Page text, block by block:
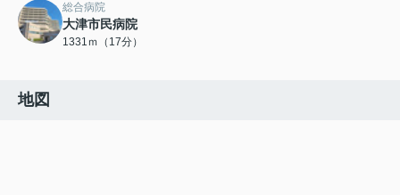
総合病院
大津市民病院
1331ｍ（17分）
地図